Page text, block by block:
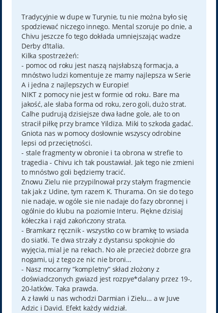
t
Tradycyjnie w dupe w Turynie, tu nie można było się
spodziewać niczego innego. Mental szoruje po dnie, a
Chivu jeszcze fo tego dokłada umniejszając wadze
Derby d’Italia.
Kilka spostrzeżeń:
- pomoc od roku jest naszą najsłabszą formacja, a
mnóstwo ludzi komentuje ze mamy najlepsza w Serie
A i jedna z najlepszych w Europie!
NIKT z pomocy nie jest w formie od roku. Bare ma
jakość, ale słaba forma od roku, zero goli, dużo strat.
Calhe pudrują dzisiejsze dwa ładne gole, ale to on
stracił piłkę przy bramce Yildiza. Miki to szkoda gadać.
Gniota nas w pomocy dosłownie wszyscy odrobine
lepsi od przeciętności.
- stale fragmenty w obronie i ta obrona w strefie to
tragedia - Chivu ich tak poustawiał. Jak tego nie zmieni
to mnóstwo goli będziemy tracić.
Znowu Zielu nie przypilnował przy stałym fragmencie
tak jak z Udine, tym razem K. Thurama. On sie do tego
nie nadaje, w ogóle sie nie nadaje do fazy obronnej i
ogólnie do klubu na poziomie Interu. Piękne dzisiaj
kółeczka i rajd zakończony strata.
- Bramkarz ręcznik - wszystko co w bramkę to wsiada
do siatki. Te dwa strzały z dystansu spokojnie do
wyjęcia, mial je na rekach. No ale przecież dobrze gra
nogami, uj z tego ze nic nie broni…
- Nasz mocarny “kompletny” skład złożony z
doświadczonych gwiazd jest rozpye*dalany przez 19-,
20-latków. Taka prawda.
A z ławki u nas wchodzi Darmian i Zielu… a w Juve
Adzic i David. Efekt każdy widział.